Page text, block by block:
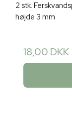
2 stk.
højde 3 mm
18,00 DKK